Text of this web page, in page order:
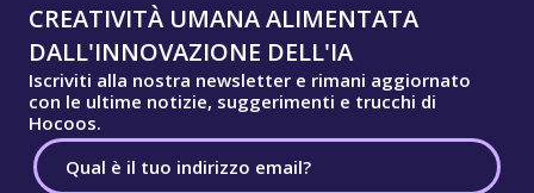
CREATIVITÀ UMANA ALIMENTATA
DALL'INNOVAZIONE DELL'IA
Iscriviti alla nostra newsletter e rimani aggiornato
con le ultime notizie, suggerimenti e trucchi di
Hocoos.